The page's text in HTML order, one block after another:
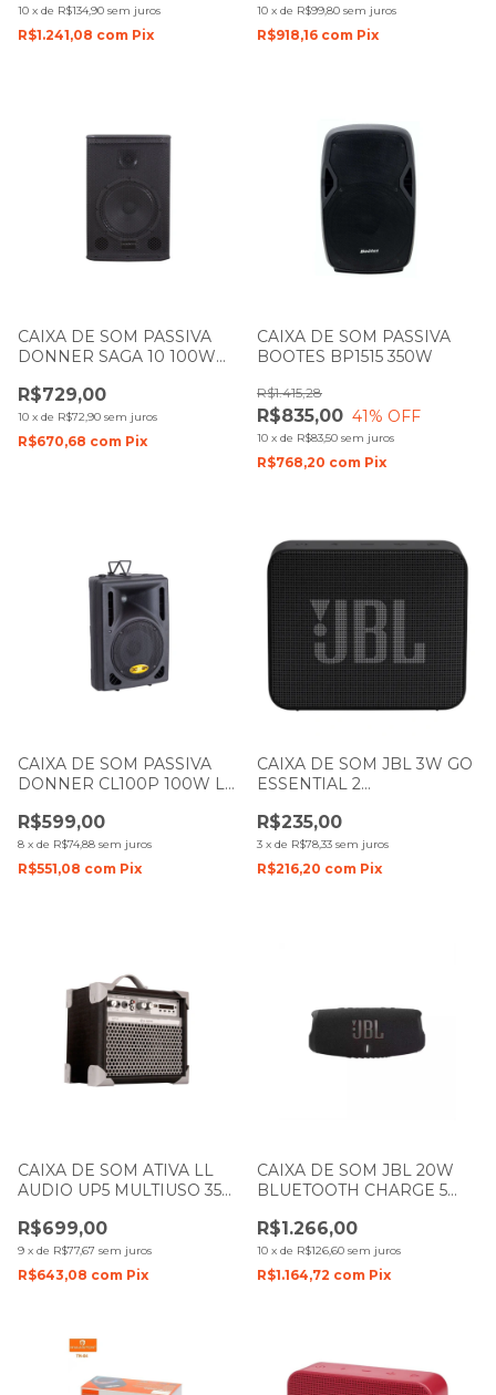
10 x de R$134,90 sem juros
R$1.241,08 com Pix
10 x de R$99,80 sem juros
R$918,16 com Pix
CAIXA DE SOM PASSIVA
DONNER SAGA 10 100W
R$729,00
10 x de R$72,90 sem juros
R$670,68 com Pix
CAIXA DE SOM PASSIVA
BOOTES BP1515 350W
R$835,00
R$1.415,28
41% OFF
10 x de R$83,50 sem juros
R$768,20 com Pix
CAIXA DE SOM PASSIVA
DONNER CL100P 100W LL
R$599,00
8 x de R$74,88 sem juros
R$551,08 com Pix
CAIXA DE SOM JBL 3W GO
ESSENTIAL 2
R$235,00
3 x de R$78,33 sem juros
R$216,20 com Pix
CAIXA DE SOM ATIVA LL
AUDIO UP5 MULTIUSO 35W
R$699,00
9 x de R$77,67 sem juros
R$643,08 com Pix
CAIXA DE SOM JBL 20W
BLUETOOTH CHARGE 5
R$1.266,00
10 x de R$126,60 sem juros
R$1.164,72 com Pix